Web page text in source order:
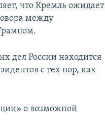
что Кремль ожидает
между
дел России находится
с тех пор, как
о возможной